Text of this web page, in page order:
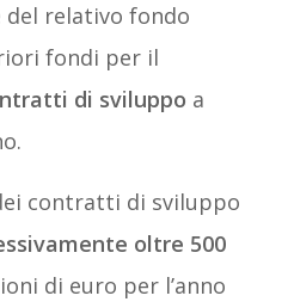
relativo fondo
fondi per il
di sviluppo a
contratti di sviluppo
oltre 500
di euro per l’anno